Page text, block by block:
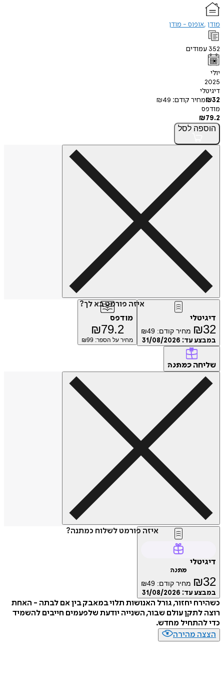
מודן אופוס - מודן
352 עמודים
יולי
2025
דיגיטלי
₪32 מחיר קודם: ₪49
מודפס
₪79.2
הוספה לסל
איזה פורמט בא לך?
דיגיטלי
₪32 מחיר קודם: ₪49
במבצע עד: 31/08/2026
מודפס
₪79.2
מחיר על הספר: ₪ 99
שליחה כמתנה
איזה פורמט לשלוח כמתנה?
דיגיטלי
מתנה
₪32 מחיר קודם: ₪49
במבצע עד: 31/08/2026
כשהירח יחזור, גורל האנושות תלוי במאבק בין אם לבתה - האחת
רוצה לתקן עולם שבור, השנייה יודעת שלפעמים חייבים להשמיד
כדי להתחיל מחדש.
הצצה מהירה